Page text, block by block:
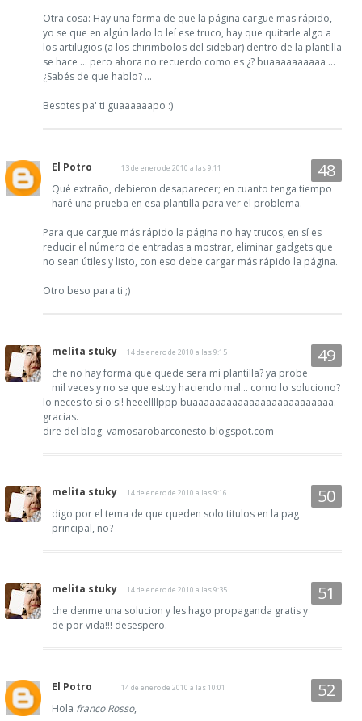
Otra cosa: Hay una forma de que la página cargue mas rápido,
yo se que en algún lado lo leí ese truco, hay que quitarle algo a
los artilugios (a los chirimbolos del sidebar) dentro de la plantilla
se hace ... pero ahora no recuerdo como es ¿? buaaaaaaaaaa ...
¿Sabés de que hablo? ...
Besotes pa' ti guaaaaaapo :)
El Potro 13 de enero de 2010 a las 9:11
Qué extraño, debieron desaparecer; en cuanto tenga tiempo
haré una prueba en esa plantilla para ver el problema.
Para que cargue más rápido la página no hay trucos, en sí es
reducir el número de entradas a mostrar, eliminar gadgets que
no sean útiles y listo, con eso debe cargar más rápido la página.
Otro beso para ti ;)
melita stuky 14 de enero de 2010 a las 9:15
che no hay forma que quede sera mi plantilla? ya probe
mil veces y no se que estoy haciendo mal... como lo soluciono?
lo necesito si o si! heeellllppp buaaaaaaaaaaaaaaaaaaaaaaaaa.
gracias.
dire del blog: vamosarobarconesto.blogspot.com
melita stuky 14 de enero de 2010 a las 9:16
digo por el tema de que queden solo titulos en la pag
principal, no?
melita stuky 14 de enero de 2010 a las 9:35
che denme una solucion y les hago propaganda gratis y
de por vida!!! desespero.
El Potro 14 de enero de 2010 a las 10:01
Hola franco Rosso,